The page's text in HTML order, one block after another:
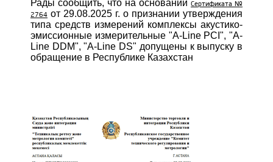
Рады сообщить, что на основании Сертификата №
2764 от 29.08.2025 г. о признании утверждения
типа средств измерений комплексы акустико-
эмиссионные измерительные "A-Line PCI", "A-
Line DDM", "A-Line DS" допущены к выпуску в
обращение в Республике Казахстан